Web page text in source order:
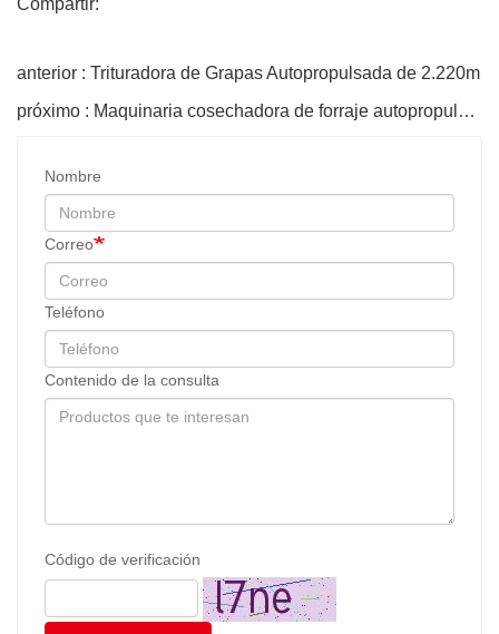
Compartir:
anterior : Trituradora de Grapas Autopropulsada de 2.220m
próximo : Maquinaria cosechadora de forraje autopropulsada de 2.220 m
Nombre
Correo
Teléfono
Contenido de la consulta
Código de verificación